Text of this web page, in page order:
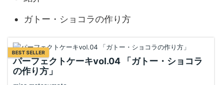
ガトー・ショコラの作り方
BEST SELLER
パーフェクトケーキvol.04 「ガトー・ショコラ
の作り方」